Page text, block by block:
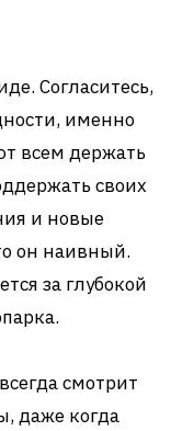
Согласитесь,
именно
всем держать
своих
и новые
он наивный.
за глубокой
смотрит
даже когда